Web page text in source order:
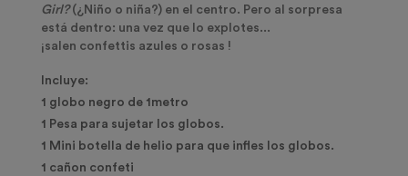
Girl?(¿Niño o niña?) en el centro. Pero al sorpresa
está dentro: una vez que lo explotes...
¡salen confettis azules o rosas !
Incluye:
1 globo negro de 1metro
1 Pesa para sujetar los globos.
1 Mini botella de helio para que infles los globos.
1 cañon confeti